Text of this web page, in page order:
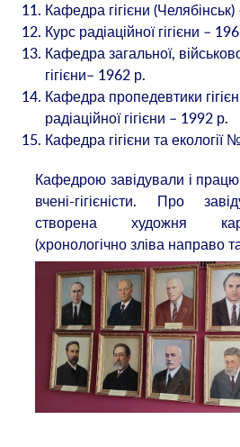
Кафедра гігієни
Курс радіаційної гігієни –
Кафедра загальної,
гігієни– 1962 р.
Кафедра пропедевтики
радіаційної гігієни – 1992 р.
Кафедра гігієни та екології
Кафедрою завідували і
вчені-гігієністи. Про
створена художня
(хронологічно зліва направо